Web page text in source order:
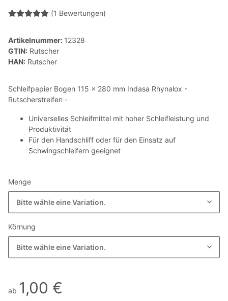
(1 Bewertungen)
Artikelnummer: 12328
GTIN: Rutscher
HAN: Rutscher
Schleifpapier Bogen 115 x 280 mm Indasa Rhynalox -
Rutscherstreifen -
Universelles Schleifmittel mit hoher Schleifleistung und
Produktivität
Für den Handschliff oder für den Einsatz auf
Schwingschleifern geeignet
Menge
Bitte wähle eine Variation.
Körnung
Bitte wähle eine Variation.
ab 1,00 €